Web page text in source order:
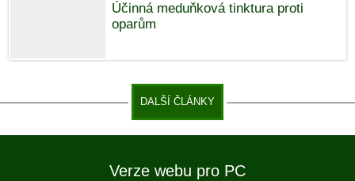
Účinná meduňková tinktura proti
oparům
DALŠÍ ČLÁNKY
Verze webu pro PC